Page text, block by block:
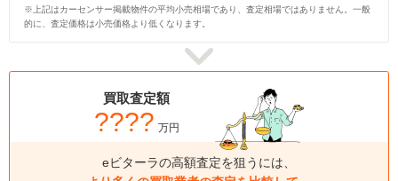
※上記はカーセンサー掲載物件の平均小売相場であり、査定相場ではありません。一般
的に、査定価格は小売価格より低くなります。
買取査定額
???? 万円
eビターラの高額査定を狙うには、